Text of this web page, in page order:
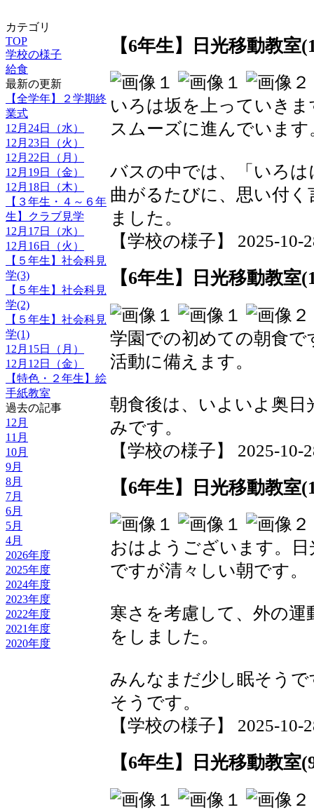
カテゴリ
TOP
学校の様子
給食
最新の更新
【全学年】２学期終
業式
12月24日（水）
12月23日（火）
12月22日（月）
12月19日（金）
12月18日（木）
【３年生・４～６年
生】クラブ見学
12月17日（水）
12月16日（火）
【５年生】社会科見
学(3)
【５年生】社会科見
学(2)
【５年生】社会科見
学(1)
12月15日（月）
12月12日（金）
【特色・２年生】絵
手紙教室
過去の記事
12月
11月
10月
9月
8月
7月
6月
5月
4月
2026年度
2025年度
2024年度
2023年度
2022年度
2021年度
2020年度
【6年生】日光移動教室
いろは坂を上っていき
スムーズに進んでいます
バスの中では、「いろ
曲がるたびに、思い付
ました。
【学校の様子】 2025-10-
【6年生】日光移動教室
学園での初めての朝食
活動に備えます。
朝食後は、いよいよ奥
みです。
【学校の様子】 2025-10-
【6年生】日光移動教室
おはようございます。
ですが清々しい朝です。
寒さを考慮して、外の
をしました。
みんなまだ少し眠そう
そうです。
【学校の様子】 2025-10-
【6年生】日光移動教室